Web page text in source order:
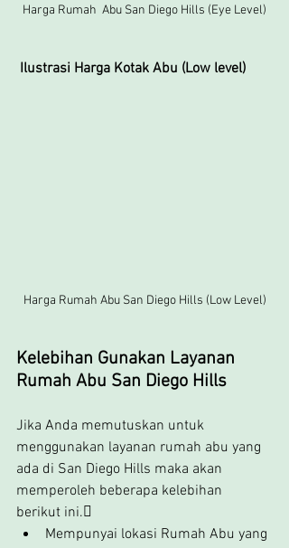
Harga Rumah  Abu San Diego Hills (Eye Level)
Ilustrasi Harga Kotak Abu (Low level)
Harga Rumah Abu San Diego Hills (Low Level)
Kelebihan Gunakan Layanan
Rumah Abu San Diego Hills
Jika Anda memutuskan untuk
menggunakan layanan rumah abu yang
ada di San Diego Hills maka akan
memperoleh beberapa kelebihan
berikut ini.
Mempunyai lokasi Rumah Abu yang